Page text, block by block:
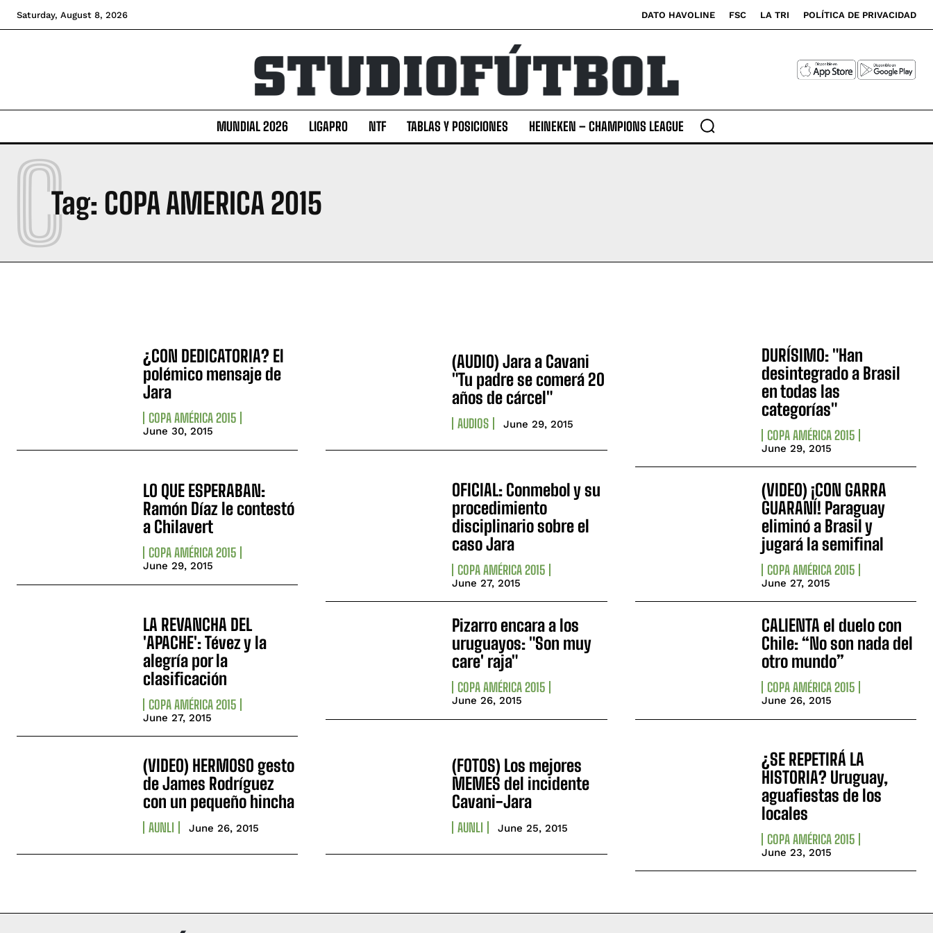
Saturday, August 8, 2026 DATO HAVOLINE FSC LA TRI POLÍTICA DE PRIVACIDAD
MUNDIAL 2026 LIGAPRO NTF TABLAS Y POSICIONES HEINEKEN – CHAMPIONS LEAGUE
Tag: COPA AMERICA 2015
C
¿CON DEDICATORIA? El
polémico mensaje de
Jara
COPA AMÉRICA 2015
June 30, 2015
(AUDIO) Jara a Cavani
"Tu padre se comerá 20
años de cárcel"
AUDIOS June 29, 2015
DURÍSIMO: "Han
desintegrado a Brasil
en todas las
categorías"
COPA AMÉRICA 2015
June 29, 2015
LO QUE ESPERABAN:
Ramón Díaz le contestó
a Chilavert
COPA AMÉRICA 2015
June 29, 2015
OFICIAL: Conmebol y su
procedimiento
disciplinario sobre el
caso Jara
COPA AMÉRICA 2015
June 27, 2015
(VIDEO) ¡CON GARRA
GUARANÍ! Paraguay
eliminó a Brasil y
jugará la semifinal
COPA AMÉRICA 2015
June 27, 2015
LA REVANCHA DEL
'APACHE': Tévez y la
alegría por la
clasificación
COPA AMÉRICA 2015
June 27, 2015
Pizarro encara a los
uruguayos: "Son muy
care' raja"
COPA AMÉRICA 2015
June 26, 2015
CALIENTA el duelo con
Chile: “No son nada del
otro mundo”
COPA AMÉRICA 2015
June 26, 2015
(VIDEO) HERMOSO gesto
de James Rodríguez
con un pequeño hincha
AUNLI June 26, 2015
(FOTOS) Los mejores
MEMES del incidente
Cavani-Jara
AUNLI June 25, 2015
¿SE REPETIRÁ LA
HISTORIA? Uruguay,
aguafiestas de los
locales
COPA AMÉRICA 2015
June 23, 2015